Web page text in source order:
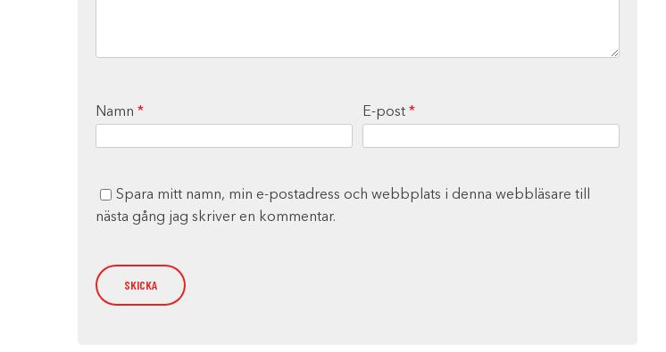
Namn * E-post*
Spara mitt namn, min e-postadress och webbplats i denna webbläsare till
nästa gång jag skriver en kommentar.